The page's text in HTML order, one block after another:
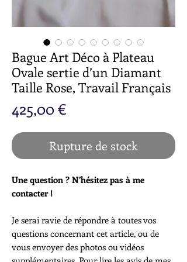
Bague Art Déco à Plateau
Ovale sertie d’un Diamant
Taille Rose, Travail Français
425,00 €
Rupture de stock
Une question ? N’hésitez pas à me
contacter !
Je serai ravie de répondre à toutes vos
questions concernant cet article, ou de
vous envoyer des photos ou vidéos